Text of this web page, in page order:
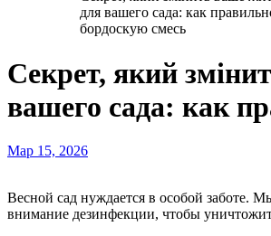
для вашего сада: как
бордоскую смесь
Секрет, який
вашего сада: как
Мар 15, 2026
Весной сад нуждается в особой заботе.
внимание дезинфекции, чтобы